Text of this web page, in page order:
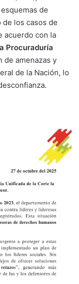
de
los casos de
acuerdo con la
Procuraduría
de amenazas y
de la Nación, lo